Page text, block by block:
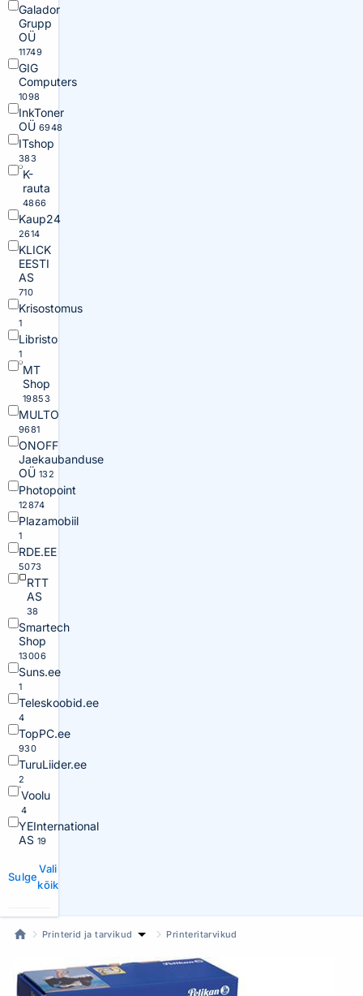
Galador
Grupp
OÜ
11749
GIG
Computers
1098
InkToner
OÜ 6948
ITshop
383
K-
rauta
4866
Kaup24
2614
KLICK
EESTI
AS
710
Krisostomus
1
Libristo
1
MT
Shop
19853
MULTO
9681
ONOFF
Jaekaubanduse
OÜ 132
Photopoint
12874
Plazamobiil
1
RDE.EE
5073
RTT
AS
38
Smartech
Shop
13006
Suns.ee
1
Teleskoobid.ee
4
TopPC.ee
930
TuruLiider.ee
2
Voolu
4
YEInternational
AS 19
Sulge
Vali
kõik
Printerid ja tarvikud Printeritarvikud